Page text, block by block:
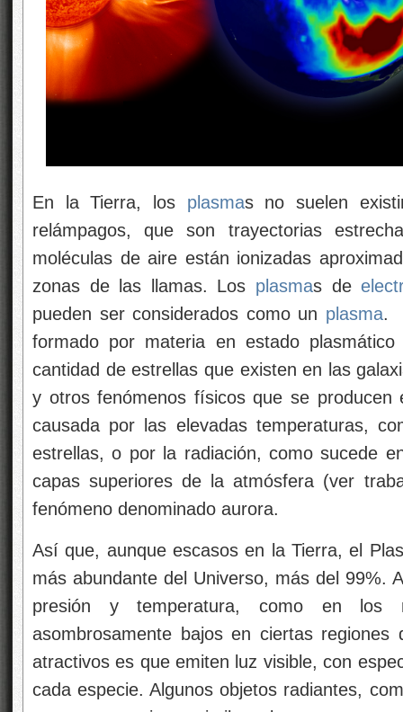
En la Tierra, los plasmas no suelen
relámpagos, que son trayectorias
moléculas de aire están ionizadas
zonas de las llamas. Los plasmas de
pueden ser considerados como un plasma.
formado por materia en estado
cantidad de estrellas que existen en las
y otros fenómenos físicos que se producen
causada por las elevadas temperaturas,
estrellas, o por la radiación, como sucede
capas superiores de la atmósfera (ver
fenómeno denominado aurora.
Así que, aunque escasos en la Tierra, el
más abundante del Universo, más del 99%.
presión y temperatura, como en los
asombrosamente bajos en ciertas
atractivos es que emiten luz visible, con
cada especie. Algunos objetos radiantes,